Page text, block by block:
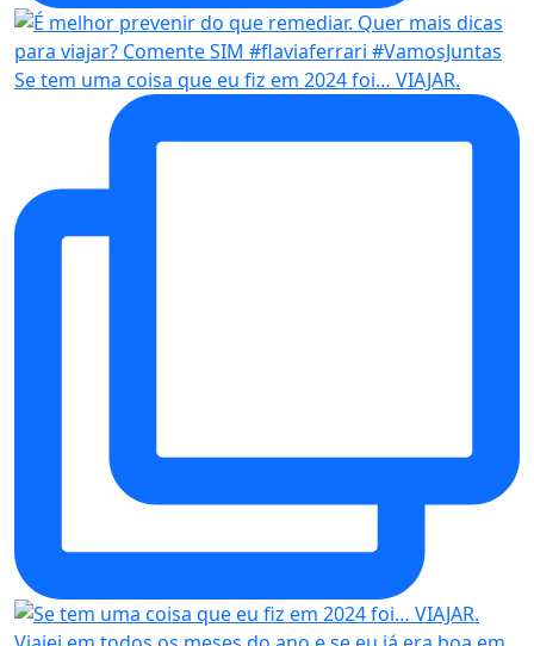
Se tem uma coisa que eu fiz em 2024 foi… VIAJAR.